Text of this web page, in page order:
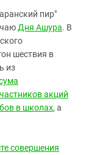
пир"
Дня Ашура. В
шествия в
из
акций
в школах, а
совершения